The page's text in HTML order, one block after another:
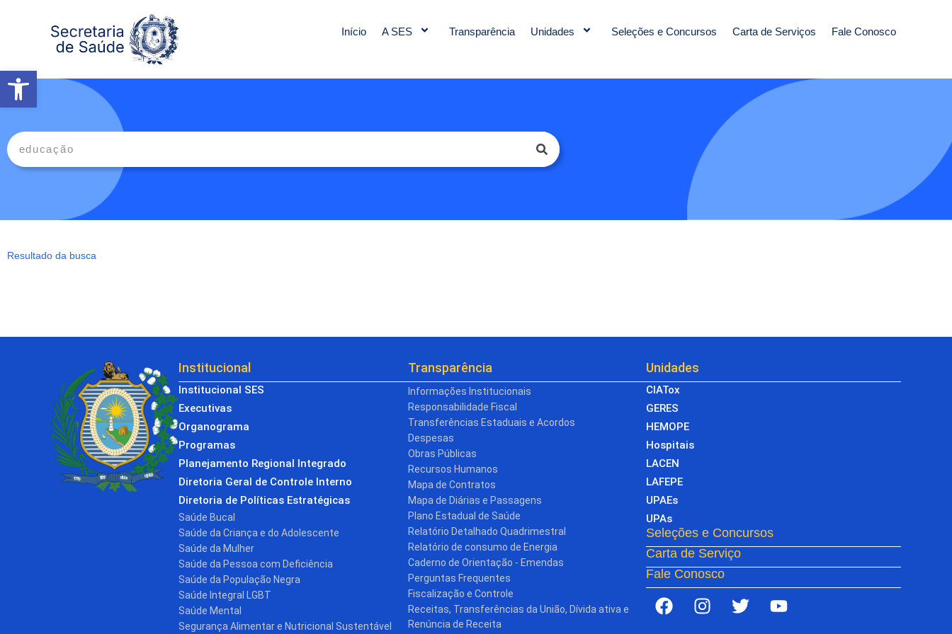
Abrir a barra de ferramentas
Início A SES Transparência Unidades Seleções e Concursos Carta de Serviços Fale Conosco
Resultado da busca
Institucional
Institucional SES
Executivas
Organograma
Programas
Planejamento Regional Integrado
Diretoria Geral de Controle Interno
Diretoria de Políticas Estratégicas
Saúde Bucal
Saúde da Criança e do Adolescente
Saúde da Mulher
Saúde da Pessoa com Deficiência
Saúde da População Negra
Saúde Integral LGBT
Saúde Mental
Segurança Alimentar e Nutricional Sustentável
Transparência
Informações Institucionais
Responsabilidade Fiscal
Transferências Estaduais e Acordos
Despesas
Obras Públicas
Recursos Humanos
Mapa de Contratos
Mapa de Diárias e Passagens
Plano Estadual de Saúde
Relatório Detalhado Quadrimestral
Relatório de consumo de Energia
Caderno de Orientação - Emendas
Perguntas Frequentes
Fiscalização e Controle
Receitas, Transferências da União, Dívida ativa e
Renúncia de Receita
Unidades
CIATox
GERES
HEMOPE
Hospitais
LACEN
LAFEPE
UPAEs
UPAs
Seleções e Concursos
Carta de Serviço
Fale Conosco